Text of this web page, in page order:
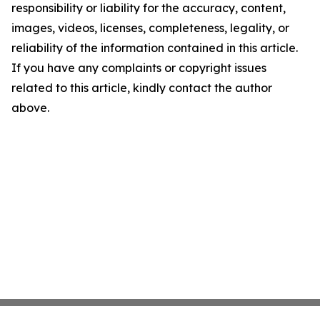
responsibility or liability for the accuracy, content,
images, videos, licenses, completeness, legality, or
reliability of the information contained in this article.
If you have any complaints or copyright issues
related to this article, kindly contact the author
above.